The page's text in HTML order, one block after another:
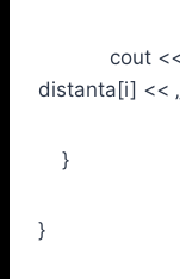
cout <<
distanta[i] <<
}
}